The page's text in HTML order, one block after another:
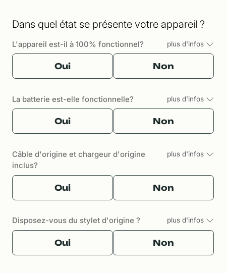
Dans quel état se présente votre appareil ?
L'appareil est-il à 100% fonctionnel? plus d'infos
Oui Non
La batterie est-elle fonctionnelle? plus d'infos
Oui Non
Câble d'origine et chargeur d'origine
inclus?
plus d'infos
Oui Non
Disposez-vous du stylet d'origine ? plus d'infos
Oui Non